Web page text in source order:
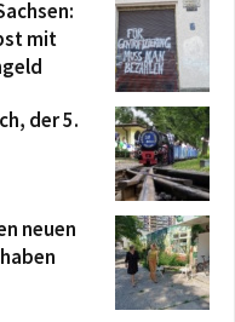
mit
der 5.
neuen